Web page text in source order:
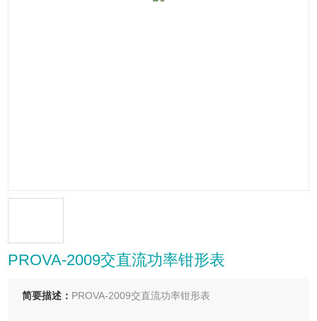
PROVA-2009交直流功率钳形表
简要描述： PROVA-2009交直流功率钳形表